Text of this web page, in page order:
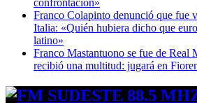
confrontación»
Franco Colapinto denunció que fue
Italia: «Quién hubiera dicho que
latino»
Franco Mastantuono se fue de Real
recibió una multitud: jugará en